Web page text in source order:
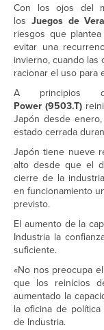
Con los ojos del
los Juegos de
riesgos que
evitar una
invierno, cuando las
racionar el uso para
A
Power (9503.T)
Japón desde
estado cerrada
Japón tiene nueve
alto desde que el
cierre de la
en funcionamiento
previsto.
El aumento de la
Industria la
suficiente.
«No nos preocupa
que los reinicios
aumentado la
la oficina de
de Industria.